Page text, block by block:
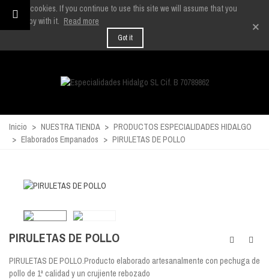
We use cookies. If you continue to use this site we will assume that you
are happy with it. Read more
Got it
×
Inicio > NUESTRA TIENDA > PRODUCTOS ESPECIALIDADES HIDALGO
> Elaborados Empanados > PIRULETAS DE POLLO
PIRULETAS DE POLLO
PIRULETAS DE POLLO.Producto elaborado artesanalmente con pechuga de
pollo de 1ª calidad y un crujiente rebozado